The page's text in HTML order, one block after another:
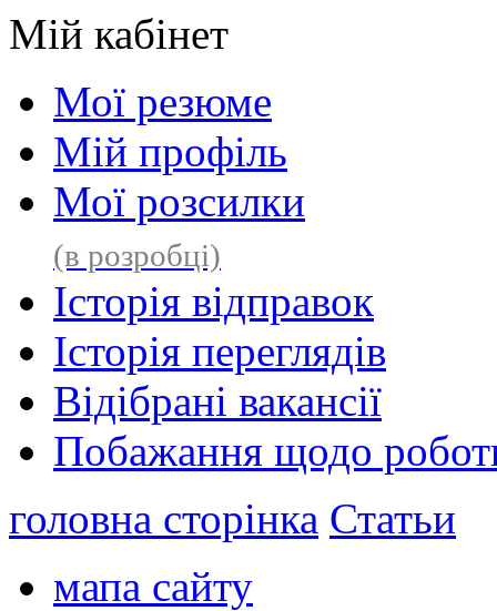
Мій кабінет
Мої резюме
Мій профіль
Мої розсилки
(в розробці)
Історія відправок
Історія переглядів
Відібрані вакансії
Побажання щодо
головна сторінка Статьи
мапа сайту